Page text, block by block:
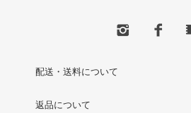
配送・送料について
返品について